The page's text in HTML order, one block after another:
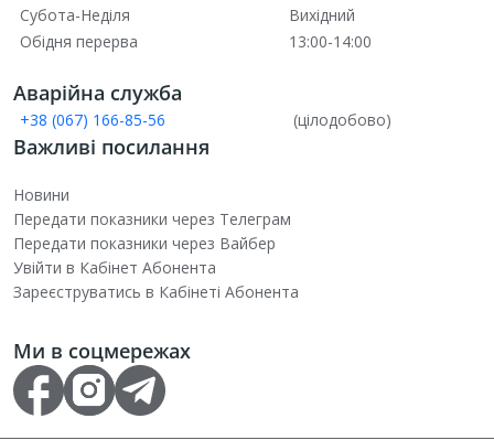
Субота-Неділя
Вихідний
Обідня перерва
13:00-14:00
Аварійна служба
+38 (067) 166-85-56 (цілодобово)
Важливі посилання
Новини
Передати показники через Телеграм
Передати показники через Вайбер
Увійти в Кабінет Абонента
Зареєструватись в Кабінеті Абонента
Ми в соцмережах